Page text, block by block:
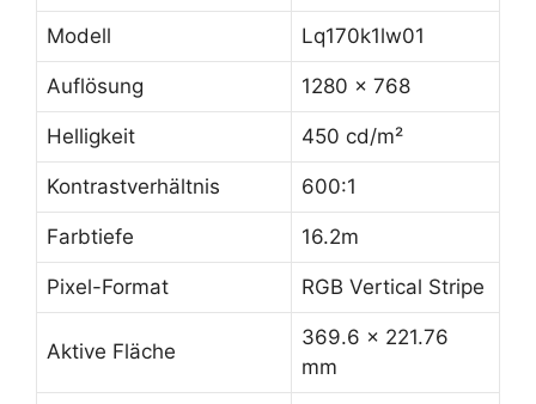
Modell Lq170k1lw01
Auflösung 1280 x 768
Helligkeit 450 cd/m²
Kontrastverhältnis 600:1
Farbtiefe 16.2m
Pixel-Format RGB Vertical Stripe
Aktive Fläche
369.6 x 221.76
mm